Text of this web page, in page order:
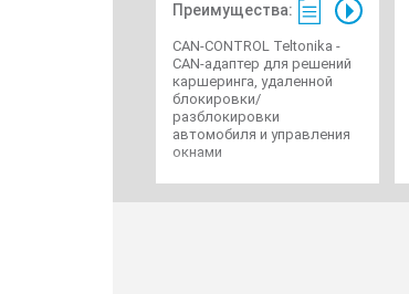
Преимущества:
CAN-CONTROL Teltonika -
CAN-адаптер для решений
каршеринга, удаленной
блокировки/
разблокировки
автомобиля и управления
окнами